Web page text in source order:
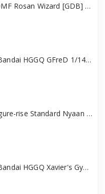
Mô hình Bandai 30MF Rosan Wizard [GDB] [30MF]
Mô hình Gundam Bandai HGGQ GFreD 1/144 [GDB] [BHG]
Mô hình Bandai Figure-rise Standard Nyaan - Gundam GQuuuuuuX [GDB] [FRS]
Mô hình Gundam Bandai HGGQ Xavier's Gyan Hakuji-Packs 1/144 [GDB] [BHG]